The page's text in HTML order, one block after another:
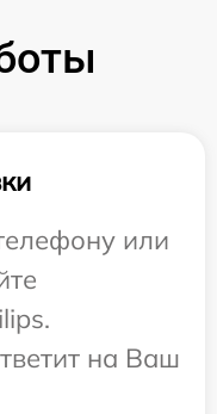
или
на Ваш